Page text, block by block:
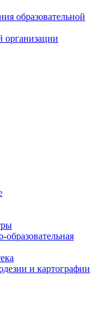
образовательной
организации
и картографии